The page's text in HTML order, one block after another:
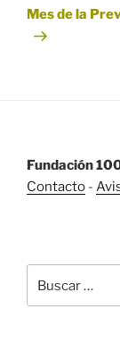
entrada
Mes de la
Fundación
Contacto -
BUSCAR
por: